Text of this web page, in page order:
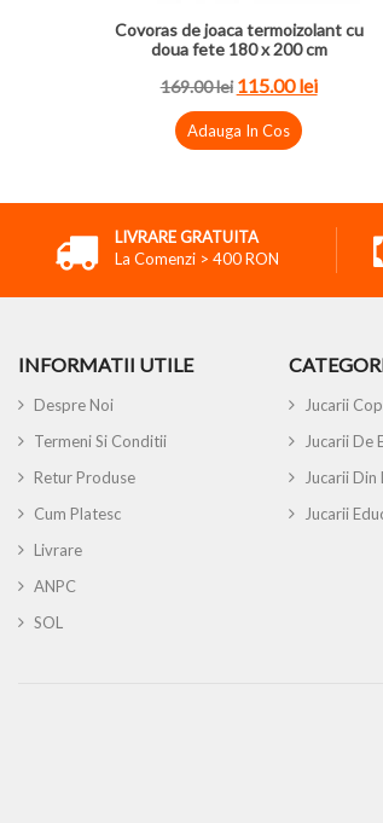
Covoras de joaca termoizolant cu
doua fete 180 x 200 cm
169.00 lei 115.00 lei
Adauga In Cos
LIVRARE GRATUITA
La Comenzi > 400 RON
INFORMATII UTILE
Despre Noi
Termeni Si Conditii
Retur Produse
Cum Platesc
Livrare
ANPC
SOL
Jucarii
Jucarii De
Jucarii Din
Jucarii